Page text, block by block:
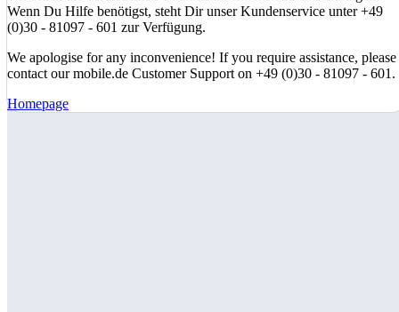
Wenn Du Hilfe benötigst, steht Dir unser Kundenservice unter +49
(0)30 - 81097 - 601 zur Verfügung.
We apologise for any inconvenience! If you require assistance, please
contact our mobile.de Customer Support on +49 (0)30 - 81097 - 601.
Homepage